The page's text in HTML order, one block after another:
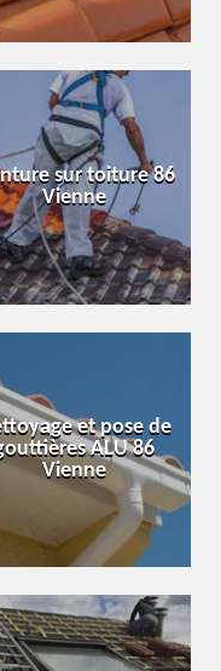
sur toiture 86
Vienne
et pose de
ALU 86
Vienne